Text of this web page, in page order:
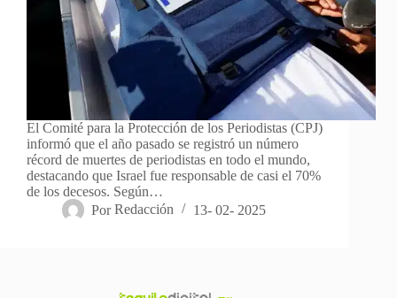
El Comité para la Protección de los Periodistas (CPJ)
informó que el año pasado se registró un número
récord de muertes de periodistas en todo el mundo,
destacando que Israel fue responsable de casi el 70%
de los decesos. Según…
Por Redacción 13- 02- 2025